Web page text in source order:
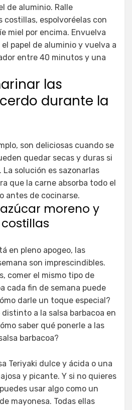
de aluminio. Ralle
costillas, espolvoréelas con
miel por encima. Envuelva
papel de aluminio y vuelva a
entre 40 minutos y una
las
durante la
son deliciosas cuando se
quedar secas y duras si
La solución es sazonarlas
que la carne absorba todo el
antes de cocinarse.
moreno y
en pleno apogeo, las
son imprescindibles.
comer el mismo tipo de
cada fin de semana puede
darle un toque especial?
a la salsa barbacoa en
saber qué ponerle a las
barbacoa?
Teriyaki dulce y ácida o una
y picante. Y si no quieres
usar algo como un
mayonesa. Todas ellas